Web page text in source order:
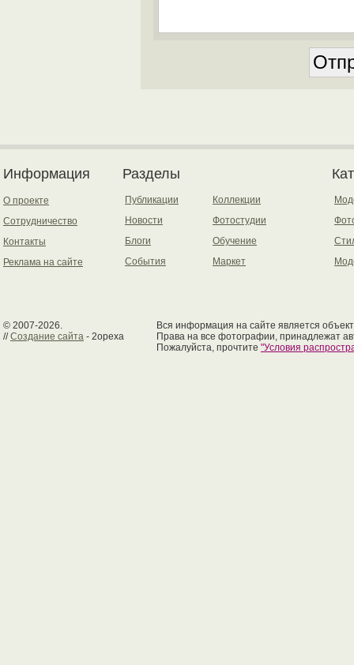
Информация
О проекте
Сотрудничество
Контакты
Реклама на сайте
Разделы
Публикации
Новости
Блоги
События
Коллекции
Фотостудии
Обучение
Маркет
© 2007-2026.
//Создание сайта - 2opexa
Вся информация на сайте является
Права на все фотографии, принадлежат
Пожалуйста, прочтите "Условия